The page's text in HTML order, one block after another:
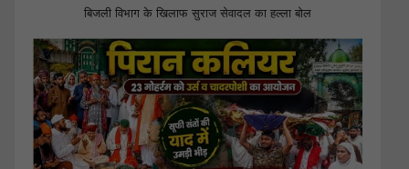
बिजली विभाग के खिलाफ सुराज सेवादल का हल्ला बोल